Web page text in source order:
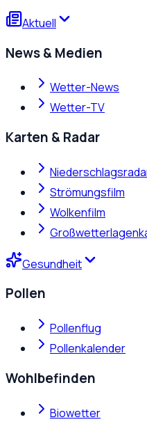
Aktuell
News & Medien
Wetter-News
Wetter-TV
Karten & Radar
Strömungsfilm
Wolkenfilm
Gesundheit
Pollen
Pollenflug
Pollenkalender
Wohlbefinden
Biowetter